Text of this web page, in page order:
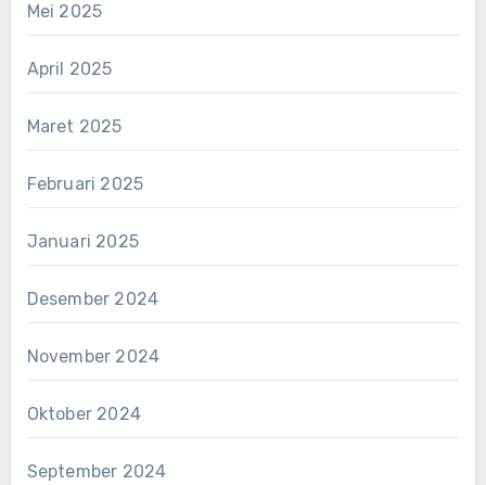
Mei 2025
April 2025
Maret 2025
Februari 2025
Januari 2025
Desember 2024
November 2024
Oktober 2024
September 2024